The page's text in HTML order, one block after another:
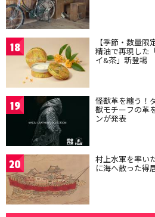
18 【季節・数量
精油で再現した
イ&茶」新登場
19 怪獣革を纏う！
獣モチーフの革
ンが発表
20 村上水軍を率い
に海へ散った得